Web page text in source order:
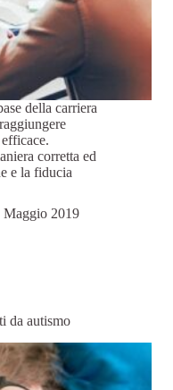
della carriera
corretta ed
e la fiducia
Maggio 2019
da autismo